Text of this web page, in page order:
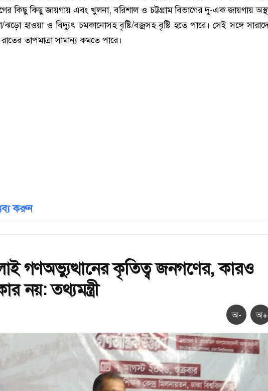
কিছু কিছু জায়গায় এবং খুলনা, বরিশাল ও চট্টগ্রাম বিভাগের দু-এক জায়গায়
ঝড়ো হাওয়া ও বিদ্যুৎ চমকানোসহ বৃষ্টি/বজ্রসহ বৃষ্টি হতে পারে। সেই সঙ্গে
তাপমাত্রা সামান্য কমতে পারে।
করুন
গণঅভ্যুত্থানের কৃতিত্ব জনগণের, কারও
নয়: তথ্যমন্ত্রী
অ- অ+